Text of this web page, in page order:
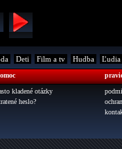
Deti Film a tv Hudba Ľudia
kladené otázky
heslo?